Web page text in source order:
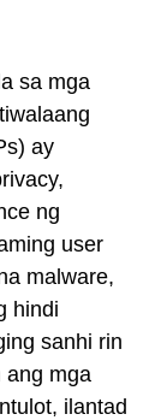
sa mga
ay
ng
user
malware,
hindi
sanhi rin
ang mga
ilantad